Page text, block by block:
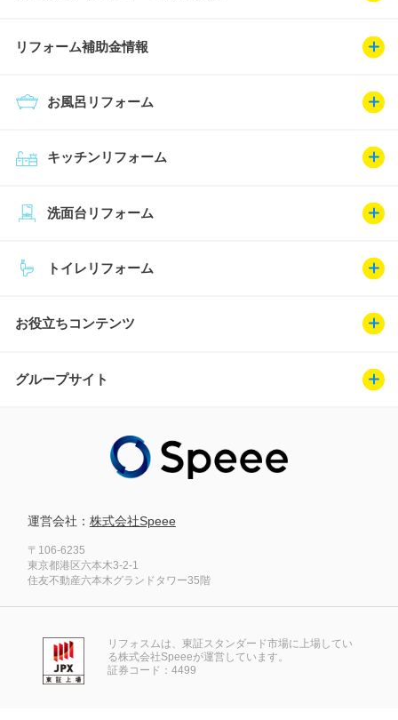
リフォーム補助金情報
キッチンリフォーム
お風呂リフォーム
トイレリフォーム
洗面台リフォーム
お役立ちコンテンツ
グループサイト
運営会社： 株式会社Speee
〒106-6235
東京都港区六本木3-2-1
住友不動産六本木グランドタワー35階
リフォスムは、東証スタンダード市場に上場してい
る株式会社Speeeが運営しています。
証券コード：4499